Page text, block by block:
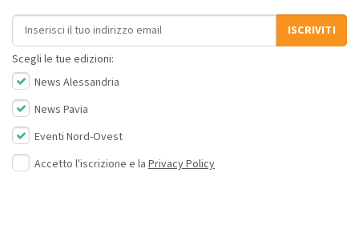
Indirizzo email
ISCRIVITI
Scegli le tue edizioni:
News Alessandria
News Pavia
Eventi Nord-Ovest
Accetto l'iscrizione e la Privacy Policy